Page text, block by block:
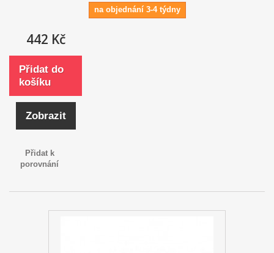
na objednání 3-4 týdny
442 Kč
Přidat do
košíku
Zobrazit
Přidat k
porovnání